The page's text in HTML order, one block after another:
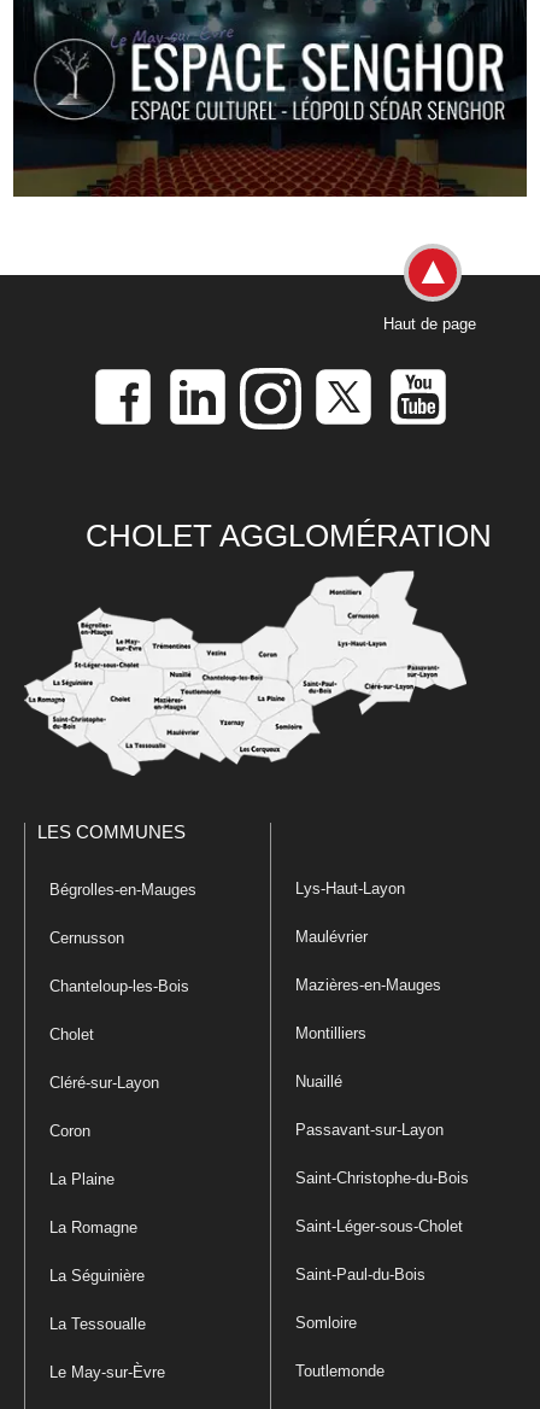
Haut de page
CHOLET AGGLOMÉRATION
LES COMMUNES
Bégrolles-en-Mauges
Cernusson
Chanteloup-les-Bois
Cholet
Cléré-sur-Layon
Coron
La Plaine
La Romagne
La Séguinière
La Tessoualle
Le May-sur-Èvre
Lys-Haut-Layon
Maulévrier
Mazières-en-Mauges
Montilliers
Nuaillé
Passavant-sur-Layon
Saint-Christophe-du-Bois
Saint-Léger-sous-Cholet
Saint-Paul-du-Bois
Somloire
Toutlemonde